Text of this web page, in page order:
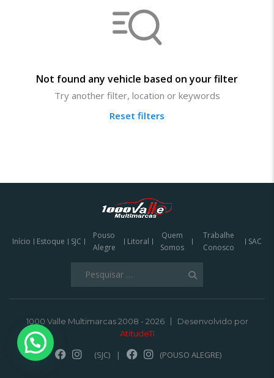
Not found any vehicle based on your filter
Try another filter, location or keywords
Reset filters
Início Estoque SJC
Pouso
Alegre
Litoral
Quem
Somos
Trabalhe
Conosco
SAC
1000 Valle Multimarcas 2008 - 2026
Desenvolvido por
AtitudeTI
(SJC) | (POUSO ALEGRE)